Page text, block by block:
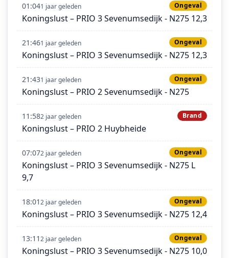
01:041 jaar geleden Ongeval
Koningslust – PRIO 3 Sevenumsedijk - N275 12,3
21:461 jaar geleden Ongeval
Koningslust – PRIO 3 Sevenumsedijk - N275 12,3
21:431 jaar geleden Ongeval
Koningslust – PRIO 2 Sevenumsedijk - N275
11:582 jaar geleden Brand
Koningslust – PRIO 2 Huybheide
07:072 jaar geleden Ongeval
Koningslust – PRIO 3 Sevenumsedijk - N275 L
9,7
18:012 jaar geleden Ongeval
Koningslust – PRIO 3 Sevenumsedijk - N275 12,4
13:112 jaar geleden Ongeval
Koningslust – PRIO 3 Sevenumsedijk - N275 10,0